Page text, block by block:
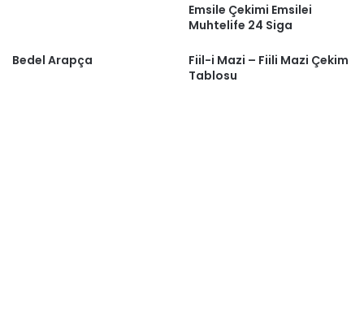
Emsile Çekimi Emsilei
Muhtelife 24 Siga
Bedel Arapça
Fiil-i Mazi – Fiili Mazi Çekim
Tablosu